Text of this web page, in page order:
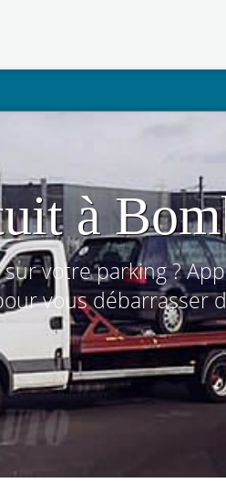
à
votre parking ?
vous débarrasser